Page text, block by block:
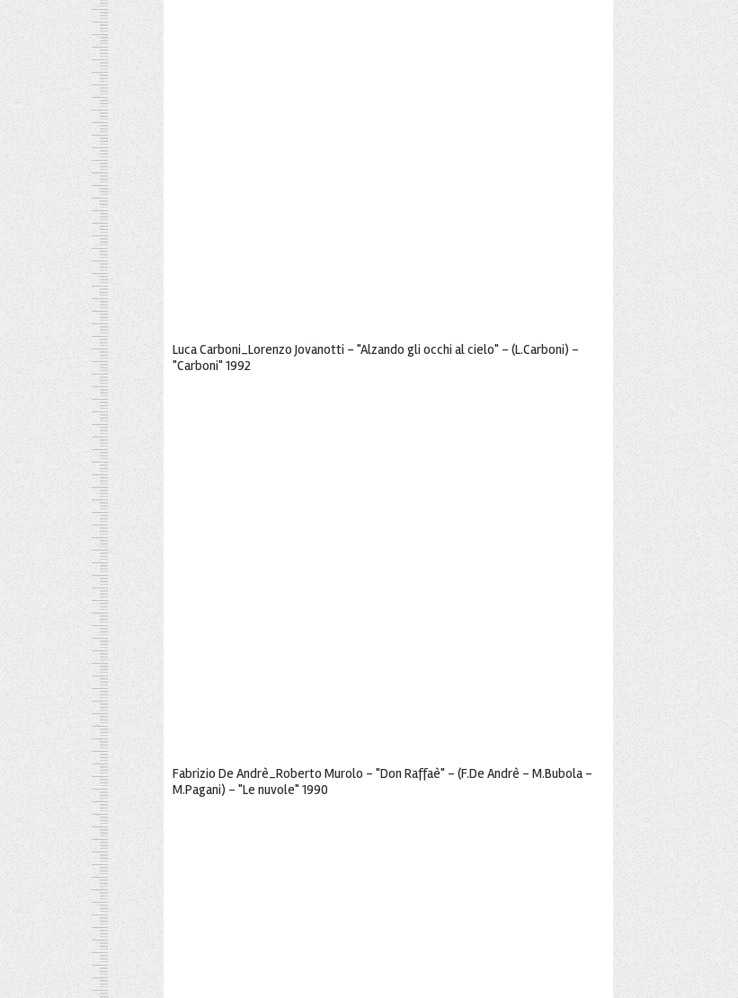
Luca Carboni_Lorenzo Jovanotti - "Alzando gli occhi al cielo" - (L.Carboni) -
"Carboni" 1992
Fabrizio De Andrè_Roberto Murolo - "Don Raffaè" - (F.De Andrè - M.Bubola -
M.Pagani) - "Le nuvole" 1990